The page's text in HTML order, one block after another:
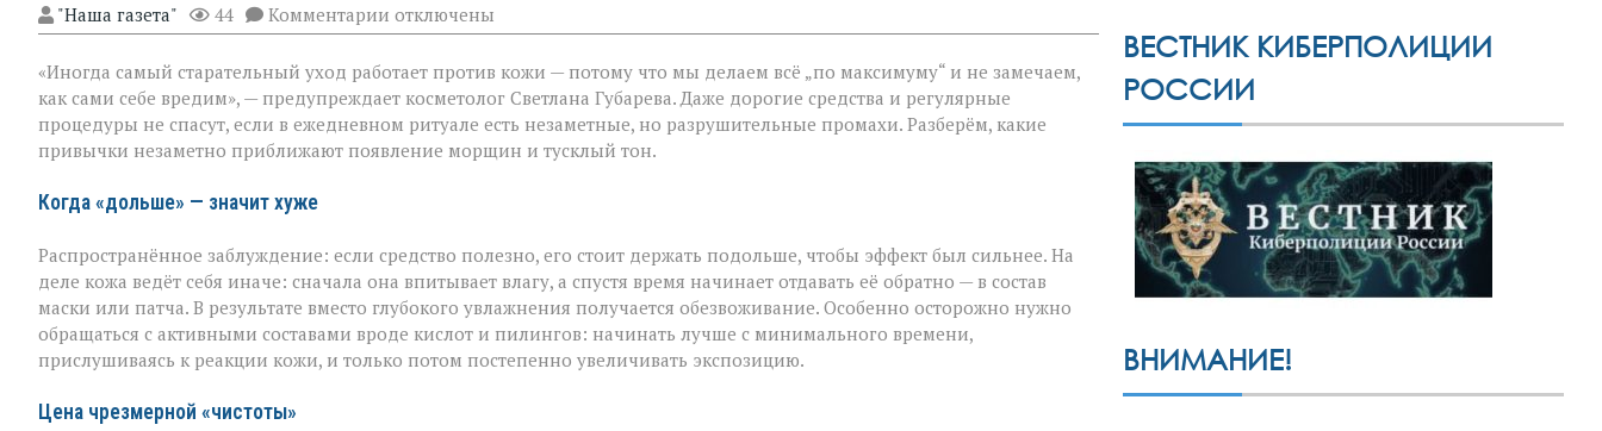
"Наша газета" 44 Комментарии к
записи
думаете,
что
а
на
о
скрытых
ошибках
в
уходе
отключены
«Иногда самый старательный уход работает против кожи — потому что мы делаем всё „по максимуму“ и не замечаем,
как сами себе вредим», — предупреждает косметолог Светлана Губарева. Даже дорогие средства и регулярные
процедуры не спасут, если в ежедневном ритуале есть незаметные, но разрушительные промахи. Разберём, какие
привычки незаметно приближают появление морщин и тусклый тон.
Когда «дольше» — значит хуже
Распространённое заблуждение: если средство полезно, его стоит держать подольше, чтобы эффект был сильнее. На
деле кожа ведёт себя иначе: сначала она впитывает влагу, а спустя время начинает отдавать её обратно — в состав
маски или патча. В результате вместо глубокого увлажнения получается обезвоживание. Особенно осторожно нужно
обращаться с активными составами вроде кислот и пилингов: начинать лучше с минимального времени,
прислушиваясь к реакции кожи, и только потом постепенно увеличивать экспозицию.
Цена чрезмерной «чистоты»
ВЕСТНИК КИБЕРПОЛИЦИИ
РОССИИ
ВНИМАНИЕ!